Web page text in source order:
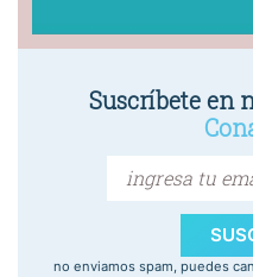
Suscríbete en
no enviamos spam, puedes